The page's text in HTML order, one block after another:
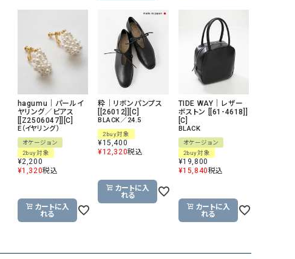
Champion（チャンピオン） RED CARD（レッドカード）
DENIM DUNGAREE（デニムダンガリー） SO（エスオー）
Deck（ディック） SUN VALLEY（サンバレー）
EVOL（イーボル）
SCOTCH&SODA（スコッ
ダ）
Emma Taylor（エマテイラー） SUGAR ROSE（シュガーロ
FLAVOR TEE（フレーバーティー）
GO TO HOLLYWOOD（ゴートゥーハリウ
THIRTY（サーティ）
G-STAR RAW（ジースターロウ）
GOOD SPEED（グッドスピード） un cinq（アンサンク）
GAIMO（ガイモ）
UNIVERSAL OVERALL（
hagumu｜パールイ
ヤリング／ピアス
[[Z2506047]][C]
E（イヤリング）
オケージョン
2buy対象
¥2,200
¥1,320税込
カートに入
れる
粋｜リボンパンプス
[[26012]][C]
BLACK／24.5
2buy対象
¥15,400
¥12,320税込
カートに入
れる
TIDE WAY｜レザー
ボストン [[61-4618]]
[C]
BLACK
オケージョン
2buy対象
¥19,800
¥15,840税込
カートに入
れる